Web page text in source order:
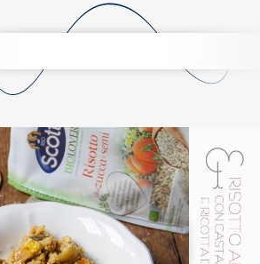
4FASHION
RICE4KIDSBIO
EXPERIENCE
CUCINAUNISCEIPOPOLI
ESHOP
RICE DESIGNERS >